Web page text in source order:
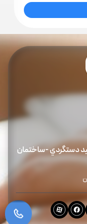
عرضه می‌کند.
تأسیسات
نصب دتکتورهای
جهت خاموش
با تهیه این
استانداردهای روز
خواهید شد.
دستگردي -ساختمان